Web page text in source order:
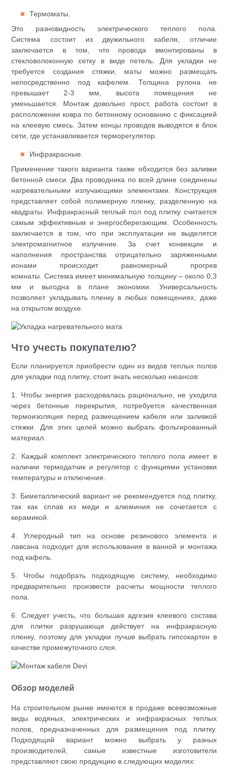
Термоматы.
Это разновидность электрического теплого пола.
Система состоит из двужильного кабеля, отличие
заключается в том, что провода вмонтированы в
стекловолоконную сетку в виде петель. Для укладки не
требуется создания стяжки, маты можно размещать
непосредственно под кафелем. Толщина рулона не
превышает 2-3 мм, высота помещения не
уменьшается. Монтаж довольно прост, работа состоит в
расположении ковра по бетонному основанию с фиксацией
на клеевую смесь. Затем концы проводов выводятся в блок
сети, где устанавливается терморегулятор.
Инфракрасные.
Применение такого варианта также обходится без заливки
бетонной смеси. Два проводника по всей длине соединены
нагревательными излучающими элементами. Конструкция
представляет собой полимерную пленку, разделенную на
квадраты. Инфракрасный теплый пол под плитку считается
самым эффективным и энергосберегающим. Особенность
заключается в том, что при эксплуатации не выделятся
электромагнитное излучение. За счет конвекции и
наполнения пространства отрицательно заряженными
ионами происходит равномерный прогрев
комнаты. Система имеет минимальную толщину – около 0,3
мм и выгодна в плане экономии. Универсальность
позволяет укладывать пленку в любых помещениях, даже
на открытом воздухе.
Что учесть покупателю?
Если планируется приобрести один из видов теплых полов
для укладки под плитку, стоит знать несколько нюансов:
1. Чтобы энергия расходовалась рационально, не уходила
через бетонные перекрытия, потребуется качественная
термоизоляция перед размещением кабеля или заливкой
стяжки. Для этих целей можно выбрать фольгированный
материал.
2. Каждый комплект электрического теплого пола имеет в
наличии термодатчик и регулятор с функциями установки
температуры и отключения.
3. Биметаллический вариант не рекомендуется под плитку,
так как сплав из меди и алюминия не сочетается с
керамикой.
4. Углеродный тип на основе резинового элемента и
лавсана подходит для использования в ванной и монтажа
под кафель.
5. Чтобы подобрать подходящую систему, необходимо
предварительно произвести расчеты мощности теплого
пола.
6. Следует учесть, что большая адгезия клеевого состава
для плитки разрушающе действует на инфракрасную
пленку, поэтому для укладки лучше выбрать гипсокартон в
качестве промежуточного слоя.
Обзор моделей
На строительном рынке имеются в продаже всевозможные
виды водяных, электрических и инфракрасных теплых
полов, предназначенных для размещения под плитку.
Подходящий вариант можно выбрать у разных
производителей, самые известные изготовители
представляют свою продукцию в следующих моделях: